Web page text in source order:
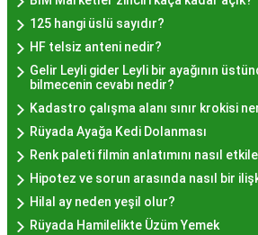
Hayır lokması fiyatları İstanbul
mekanlara ve sunulan hizmete
gösterir. Genellikle porsiyon
lokmalarının fiyatları uygun olup,
kalitesiyle uyumlu bir deneyim
farklı mekanlarda çeşitli fiyat
değerlendirerek, bütçenize uygun
bulabilirsiniz.
Hayır Lokması
125 hangi üslü sayıdır?
HF telsiz anteni nedir?
Gelir Leyli gider Leyli bir ayağının
bilmecenin cevabı nedir?
Kadastro çalışma alanı sınır krokisi
Rüyada Ayağa Kedi Dolanması
Renk paleti filmin anlatımını nasıl
Hipotez ve sorun arasında nasıl bir
Hilal ay neden yeşil olur?
Rüyada Hamilelikte Üzüm Yemek